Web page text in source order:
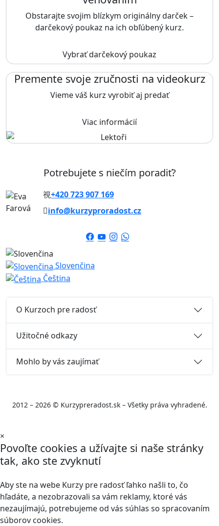
Obstarajte svojim blízkym originálny darček –
darčekový poukaz na ich obľúbený kurz.
Vybrať darčekový poukaz
Premente svoje zručnosti na videokurz
Vieme váš kurz vyrobiť aj predať
Viac informácií
Potrebujete s niečím poradiť?
+420 723 907 169
info@kurzyproradost.cz
Slovenčina
Čeština
O Kurzoch pre radosť
Užitočné odkazy
Mohlo by vás zaujímať
2012 – 2026 © Kurzypreradost.sk – Všetky práva vyhradené.
×
Povoľte cookies a užívajte si naše stránky
tak, ako ste zvyknutí
Aby ste na webe Kurzy pre radosť ľahko našli to, čo
hľadáte, a nezobrazovali sa vám reklamy, ktoré vás
nezaujímajú, potrebujeme od vás súhlas so spracovaním
súborov cookies.